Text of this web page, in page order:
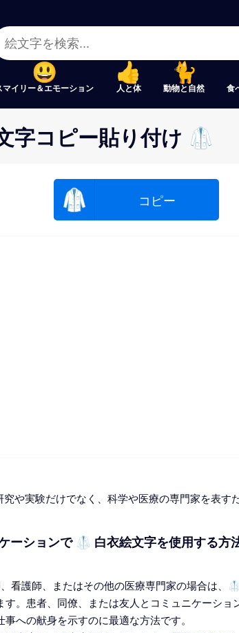
マイリー＆エモーション 人と体 動物と自然 食
字コピー貼り付け 🥼
🥼 コピー
や実験だけでなく、科学や医療の専門家を表す
ーションで 🥼 白衣絵文字を使用する方
看護師、またはその他の医療専門家の場合は、
す。患者、同僚、または友人とコミュニケーシ
への献身を示すのに最適な方法です。